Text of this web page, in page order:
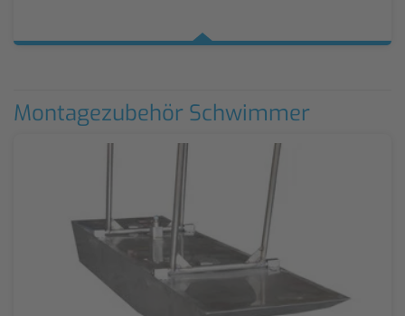
Montagezubehör Schwimmer